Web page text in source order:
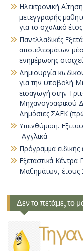
Ηλεκτρονική
μετεγγραφής
για το σχολικό
Πανελλαδικές
αποτελεσμάτων
ενημέρωσης
Δημιουργία
για την υποβολή
εισαγωγή στην
Μηχανογραφικού
Δημόσιες ΣΑΕΚ
Υπενθύμιση:
-Αγγλικά
Πρόγραμμα ειδικής
Εξεταστικά
Μαθημάτων, έτους
Δεν το πετάμε, το